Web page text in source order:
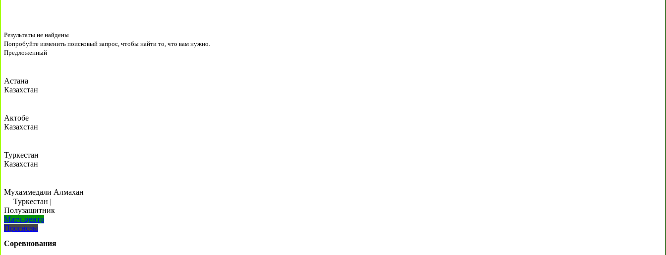
Результаты не найдены
Попробуйте изменить поисковый запрос, чтобы найти то, что вам нужно.
Предложенный
Астана
Казахстан
Актобе
Казахстан
Туркестан
Казахстан
Мухаммедали Алмахан
Туркестан |
Полузащитник
Матч-центр
Прогнозы
Соревнования